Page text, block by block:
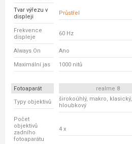
Tvar výřezu v
displeji
Průstřel
Frekvence
displeje
60 Hz
Always On Ano
Maximální jas 1000 nitů
Fotoaparát realme 8
Typy objektivů
širokoúhlý, makro, klasický,
hloubkový
Počet
objektivů
zadního
fotoaparátu
4 x